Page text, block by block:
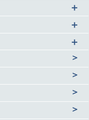
＋
＋
＋
＞
＞
＞
＞